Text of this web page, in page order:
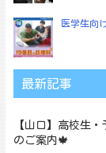
医学生向
最新記事
【山口】高校生
のご案内🍁